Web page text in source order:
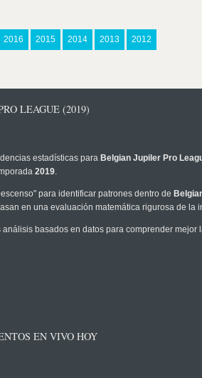
2016 2015 2014 2013 2012
LEAGUE (2019)
estadísticas para Belgian Jupiler Pro
2019.
para identificar patrones dentro de
en una evaluación matemática rigurosa de la
análisis basados en datos para comprender
EN VIVO HOY